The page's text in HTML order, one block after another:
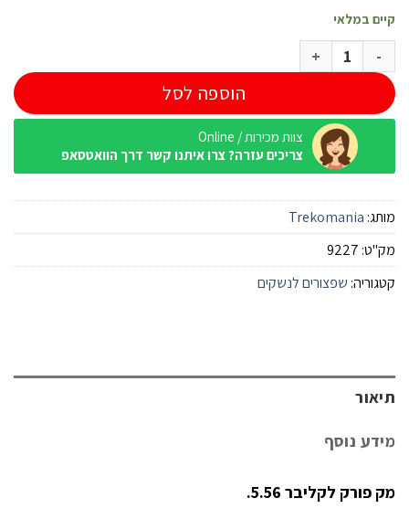
קיים במלאי
כמות של מק פורק תקני ל5.56
הוספה לסל
צוות מכירות / Online
צריכים עזרה? צרו איתנו קשר דרך הוואטסאפ
מותג: Trekomania
מק"ט: 9227
קטגוריה: שפצורים לנשקים
תיאור
מידע נוסף
מק פורק לקליבר 5.56.